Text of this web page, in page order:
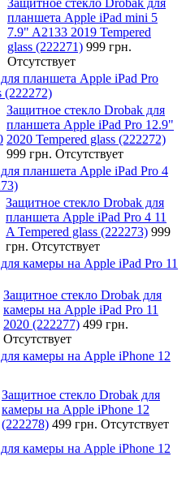
планшета Apple iPad mini 5
7.9" A2133 2019 Tempered
glass (222271) 999 грн.
Отсутствует
планшета Apple iPad Pro
(222272)
Защитное стекло Drobak для
планшета Apple iPad Pro 12.9"
2020 Tempered glass (222272)
999 грн. Отсутствует
планшета Apple iPad Pro 4
Защитное стекло Drobak для
планшета Apple iPad Pro 4 11
A Tempered glass (222273) 999
грн. Отсутствует
камеры на Apple iPad Pro 11
Защитное стекло Drobak для
камеры на Apple iPad Pro 11
2020 (222277) 499 грн.
Отсутствует
камеры на Apple iPhone 12
Защитное стекло Drobak для
камеры на Apple iPhone 12
(222278) 499 грн. Отсутствует
камеры на Apple iPhone 12